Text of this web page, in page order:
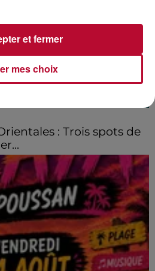
: Trois spots de
mes choix
et fermer